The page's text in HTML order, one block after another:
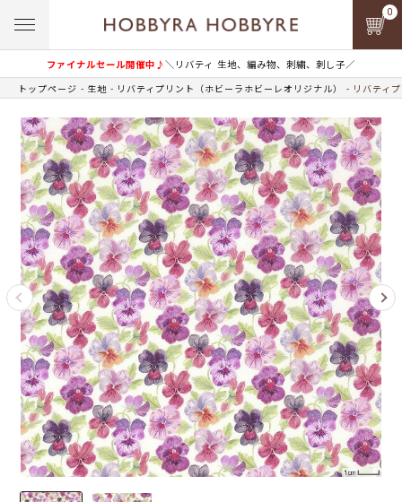
ファイナルセール開催中♪＼リバティ 生地、編み物、刺繍、刺し子／
0
トップページ 生地 リバティプリント（ホビーラホビーレオリジナル） リバティ